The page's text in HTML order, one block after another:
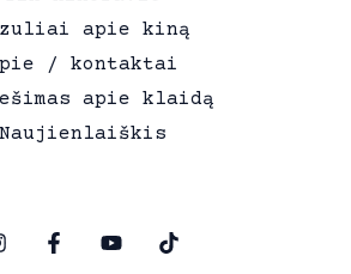
apie kiną
/ kontaktai
apie klaidą
Naujienlaiškis